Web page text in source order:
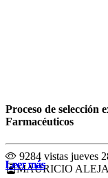
Leer más
Leer más
Leer más
Leer más
Leer más
Leer más
Leer más
Leer más
Proceso de selección
Farmacéuticos
9284 vistas jueves
MAURICIO
Leer más
Leer más
Leer más
Leer más